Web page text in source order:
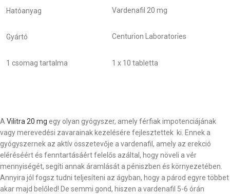
Hatóanyag Vardenafil 20 mg
Gyártó Centurion Laboratories
1 csomag tartalma 1 x 10 tabletta
AVilitra 20 mg egy olyan gyógyszer, amely férfiak impotenciájának
vagy merevedési zavarainak kezelésére fejlesztettek ki. Ennek a
gyógyszernek az aktív összetevője a vardenafil, amely az erekció
eléréséért és fenntartásáért felelős azáltal, hogy növeli a vér
mennyiségét, segíti annak áramlását a péniszben és környezetében.
Annyira jól fogsz tudni teljesíteni az ágyban, hogy a párod egyre többet
akar majd belőled! De semmi gond, hiszen a vardenafil 5-6 órán